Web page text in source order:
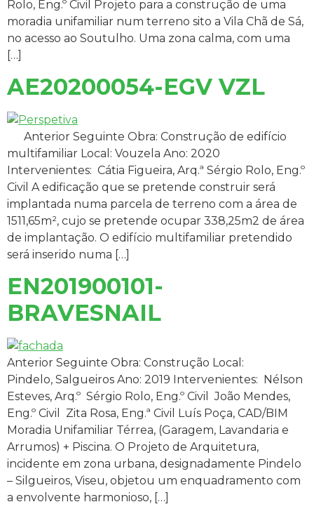
Rolo, Eng.º Civil Projeto para a construção de uma
moradia unifamiliar num terreno sito a Vila Chã de Sá,
no acesso ao Soutulho. Uma zona calma, com uma
[…]
AE20200054-EGV VZL
Anterior Seguinte Obra: Construção de edifício
multifamiliar Local: Vouzela Ano: 2020
Intervenientes: Cátia Figueira, Arq.ª Sérgio Rolo, Eng.º
Civil A edificação que se pretende construir será
implantada numa parcela de terreno com a área de
1511,65m², cujo se pretende ocupar 338,25m2 de área
de implantação. O edifício multifamiliar pretendido
será inserido numa […]
EN201900101-
BRAVESNAIL
Anterior Seguinte Obra: Construção Local:
Pindelo, Salgueiros Ano: 2019 Intervenientes: Nélson
Esteves, Arq.º Sérgio Rolo, Eng.º Civil João Mendes,
Eng.º Civil Zita Rosa, Eng.ª Civil Luís Poça, CAD/BIM
Moradia Unifamiliar Térrea, (Garagem, Lavandaria e
Arrumos) + Piscina. O Projeto de Arquitetura,
incidente em zona urbana, designadamente Pindelo
– Silgueiros, Viseu, objetou um enquadramento com
a envolvente harmonioso, […]